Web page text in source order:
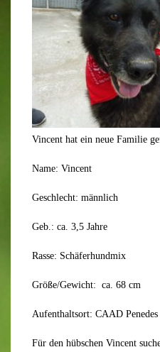
Vincent hat ein neue Familie
Name: Vincent
Geschlecht: männlich
Geb.: ca. 3,5 Jahre
Rasse: Schäferhundmix
Größe/Gewicht: ca. 68 cm
Aufenthaltsort: CAAD Penedes
Für den hübschen Vincent